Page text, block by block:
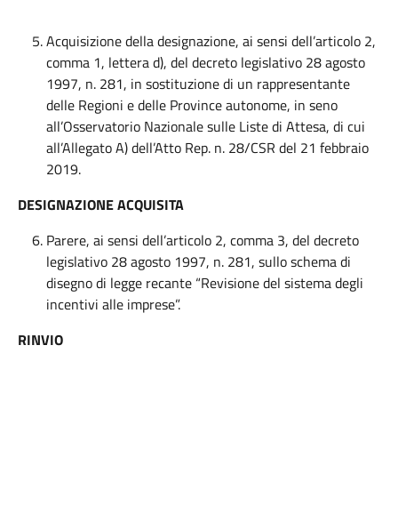
Acquisizione della designazione, ai sensi dell’articolo 2,
comma 1, lettera d), del decreto legislativo 28 agosto
1997, n. 281, in sostituzione di un rappresentante
delle Regioni e delle Province autonome, in seno
all’Osservatorio Nazionale sulle Liste di Attesa, di cui
all’Allegato A) dell’Atto Rep. n. 28/CSR del 21 febbraio
2019.
DESIGNAZIONE ACQUISITA
Parere, ai sensi dell’articolo 2, comma 3, del decreto
legislativo 28 agosto 1997, n. 281, sullo schema di
disegno di legge recante “Revisione del sistema degli
incentivi alle imprese”.
RINVIO